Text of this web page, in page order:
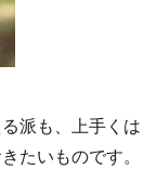
派も、上手く
たいものです。